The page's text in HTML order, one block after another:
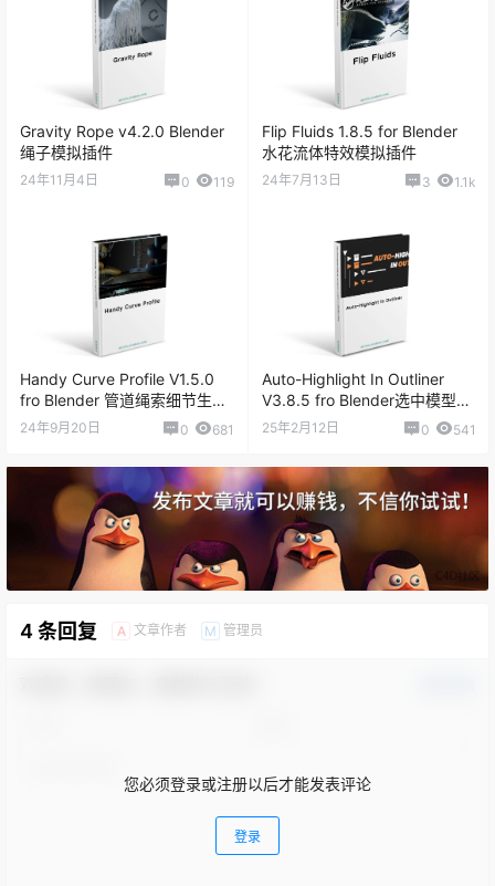
Gravity Rope v4.2.0 Blender
绳子模拟插件
24年11月4日 0 119
Flip Fluids 1.8.5 for Blender
水花流体特效模拟插件
24年7月13日 3 1.1k
Handy Curve Profile V1.5.0
fro Blender 管道绳索细节生成
插件
24年9月20日 0 681
Auto-Highlight In Outliner
V3.8.5 fro Blender选中模型大
纲视图高亮显示插件
25年2月12日 0 541
4 条回复 A 文章作者 M 管理员
您必须登录或注册以后才能发表评论
登录